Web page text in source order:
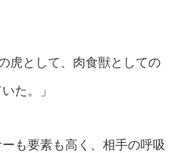
虎として、肉食獣としての
た。」
も要素も高く、相手の呼吸